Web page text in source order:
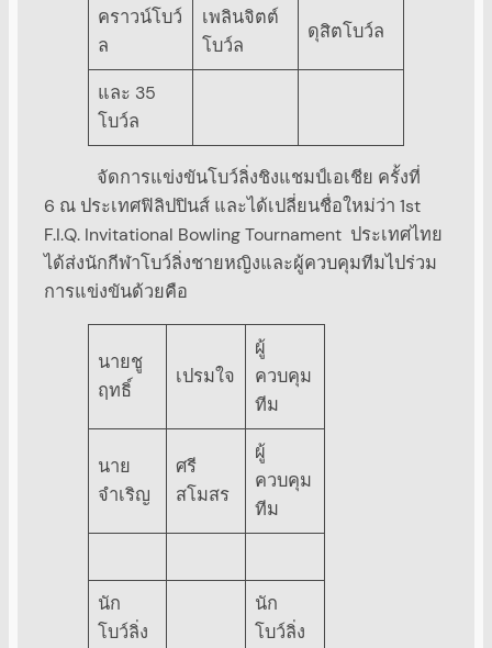
คราวน์โบว์
ล
เพลินจิตต์
โบว์ล
ดุสิตโบว์ล
และ 35
โบว์ล
จัดการแข่งขันโบว์ลิ่งชิงแชมป์เอเชีย ครั้งที่
6 ณ ประเทศฟิลิปปินส์ และได้เปลี่ยนชื่อใหม่ว่า 1st
F.I.Q. Invitational Bowling Tournament ประเทศไทย
ได้ส่งนักกีฬาโบว์ลิ่งชายหญิงและผู้ควบคุมทีมไปร่วม
การแข่งขันด้วยคือ
นายชู
ฤทธิ์
เปรมใจ
ผู้
ควบคุม
ทีม
นาย
จำเริญ
ศรี
สโมสร
ผู้
ควบคุม
ทีม
นัก
โบว์ลิ่ง
นัก
โบว์ลิ่ง